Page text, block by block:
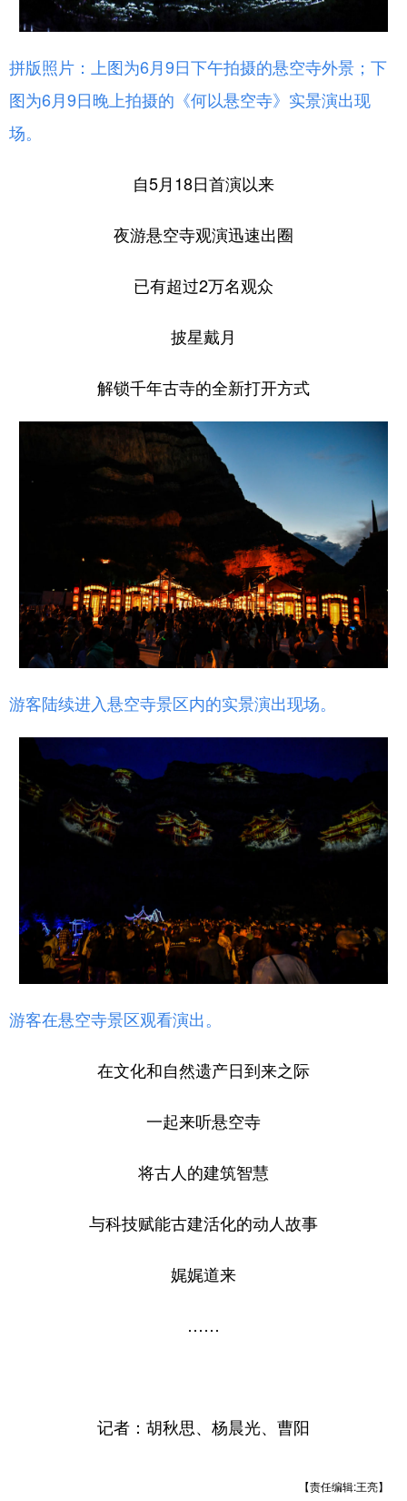
拼版照片：上图为6月9日下午拍摄的悬空寺外景；下
图为6月9日晚上拍摄的《何以悬空寺》实景演出现
场。
自5月18日首演以来
夜游悬空寺观演迅速出圈
已有超过2万名观众
披星戴月
解锁千年古寺的全新打开方式
游客陆续进入悬空寺景区内的实景演出现场。
游客在悬空寺景区观看演出。
在文化和自然遗产日到来之际
一起来听悬空寺
将古人的建筑智慧
与科技赋能古建活化的动人故事
娓娓道来
……
记者：胡秋思、杨晨光、曹阳
【责任编辑:王亮】